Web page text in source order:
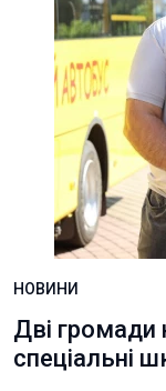
НОВИНИ
Дві громади
спеціальні